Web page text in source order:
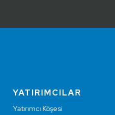
YATIRIMCILAR
Yatırımcı Köşesi